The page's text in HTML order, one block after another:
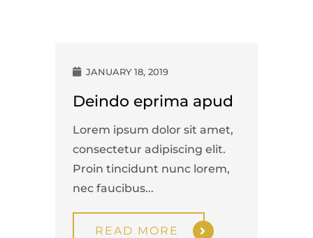
JANUARY 18, 2019
Deindo eprima apud
Lorem ipsum dolor sit amet,
consectetur adipiscing elit.
Proin tincidunt nunc lorem,
nec faucibus...
READ MORE